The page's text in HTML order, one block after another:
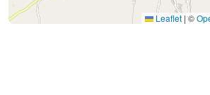
Leaflet | ©